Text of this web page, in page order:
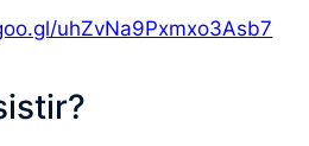
uhZvNa9Pxmxo3Asb7